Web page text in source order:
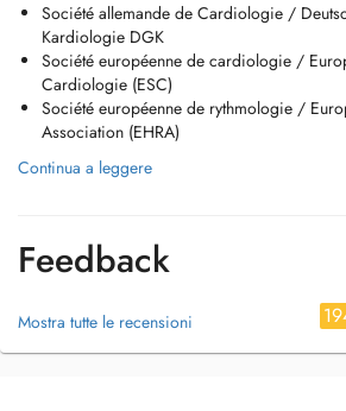
Société allemande de Cardiologie /
Kardiologie DGK
Société européenne de cardiologie /
Cardiologie (ESC)
Société européenne de rythmologie /
Association (EHRA)
Continua a leggere
Feedback
Mostra tutte le recensioni